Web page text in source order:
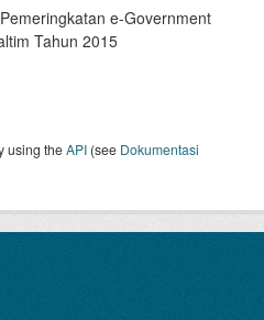
e-Government
Tahun 2015
using theAPI (see Dokumentasi